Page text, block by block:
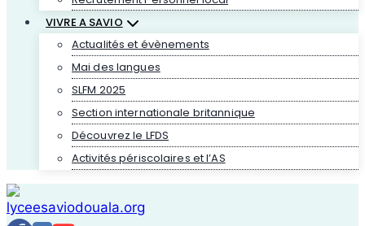
VIVRE A SAVIO
Actualités et évènements
Mai des langues
SLFM 2025
Section internationale britannique
Découvrez le LFDS
Activités périscolaires et l’AS